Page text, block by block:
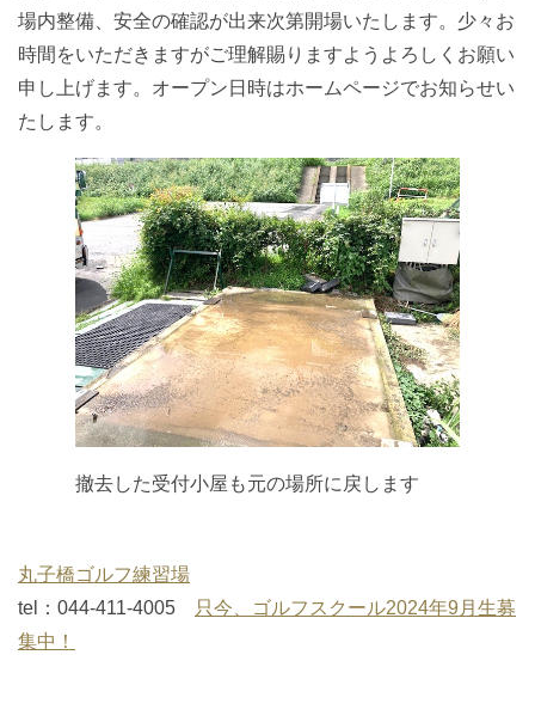
場内整備、安全の確認が出来次第開場いたします。少々お
時間をいただきますがご理解賜りますようよろしくお願い
申し上げます。オープン日時はホームページでお知らせい
たします。
撤去した受付小屋も元の場所に戻します
丸子橋ゴルフ練習場
tel：044-411-4005
只今、ゴルフスクール2024年9月生募
集中！